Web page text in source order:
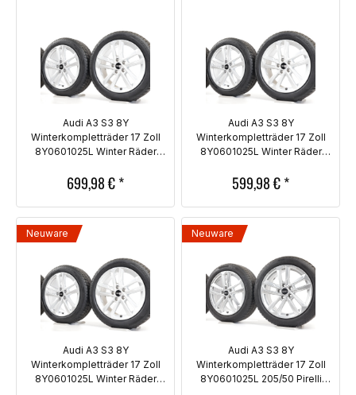
Audi A3 S3 8Y
Winterkompletträder 17 Zoll
8Y0601025L Winter Räder
699,98€*
Audi A3 S3 8Y
Winterkompletträder 17 Zoll
8Y0601025L Winter Räder
599,98€*
Neuware
Audi A3 S3 8Y
Winterkompletträder 17 Zoll
8Y0601025L Winter Räder
Neuware
Audi A3 S3 8Y
Winterkompletträder 17 Zoll
8Y0601025L 205/50 Pirelli